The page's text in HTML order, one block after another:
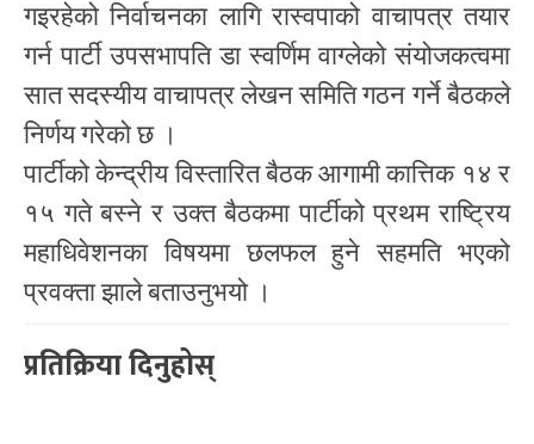
गइरहेको निर्वाचनका लागि रास्वपाको वाचापत्र तयार
गर्न पार्टी उपसभापति डा स्वर्णिम वाग्लेको संयोजकत्वमा
सात सदस्यीय वाचापत्र लेखन समिति गठन गर्ने बैठकले
निर्णय गरेको छ ।
पार्टीको केन्द्रीय विस्तारित बैठक आगामी कात्तिक १४ र
१५ गते बस्ने र उक्त बैठकमा पार्टीको प्रथम राष्ट्रिय
महाधिवेशनका विषयमा छलफल हुने सहमति भएको
प्रवक्ता झाले बताउनुभयो ।
प्रतिक्रिया दिनुहोस्